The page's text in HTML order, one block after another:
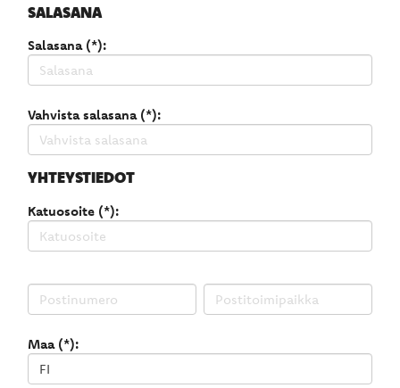
SALASANA
Salasana (*):
Vahvista salasana (*):
YHTEYSTIEDOT
Katuosoite (*):
Maa (*):